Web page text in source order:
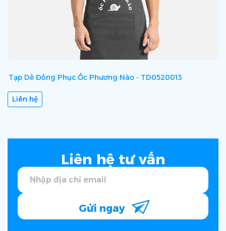
Tạp Dề Đồng Phục Ốc Phương Nào - TD0520013
Liên hệ
Liên hệ tư vấn
Gửi ngay